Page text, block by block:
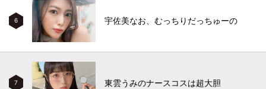
6 宇佐美なお、むっちりだっちゅーの
7 東雲うみのナースコスは超大胆